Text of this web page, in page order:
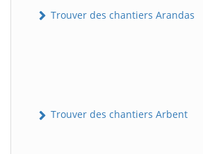
Trouver des chantiers Arandas
Trouver des chantiers Arbent